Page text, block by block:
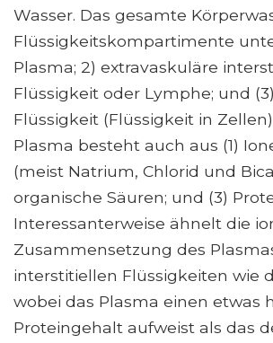
Wasser. Das gesamte
Flüssigkeitskompartimente
Plasma; 2) extravaskuläre
Flüssigkeit oder Lymphe; und
Flüssigkeit (Flüssigkeit in
Plasma besteht auch aus (1)
(meist Natrium, Chlorid und
organische Säuren; und (3)
Interessanterweise ähnelt die
Zusammensetzung des
interstitiellen Flüssigkeiten wie
wobei das Plasma einen etwas
Proteingehalt aufweist als das